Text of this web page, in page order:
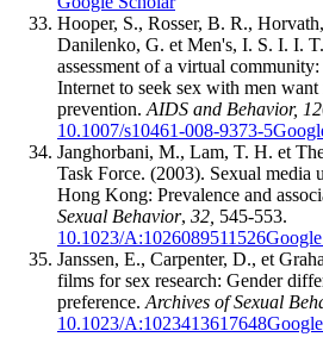
Hooper, S., Rosser, B. R.,
Danilenko, G. et Men's, I. S. I. I.
assessment of a virtual
Internet to seek sex with men
prevention. AIDS and Behavior, 12
10.1007/s10461-008-9373-5
Janghorbani, M., Lam, T. H. et
Task Force. (2003). Sexual media
Hong Kong: Prevalence and
Sexual Behavior, 32, 545-553.
10.1023/A:1026089511526
Janssen, E., Carpenter, D., et
films for sex research: Gender
preference. Archives of Sexual
10.1023/A:1023413617648